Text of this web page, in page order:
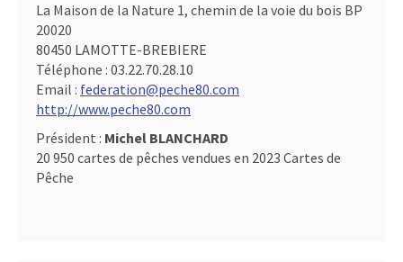
La Maison de la Nature 1, chemin de la voie du bois BP
20020
80450 LAMOTTE-BREBIERE
Téléphone : 03.22.70.28.10
Email : federation@peche80.com
http://www.peche80.com
Président : Michel BLANCHARD
20 950 cartes de pêches vendues en 2023 Cartes de
Pêche